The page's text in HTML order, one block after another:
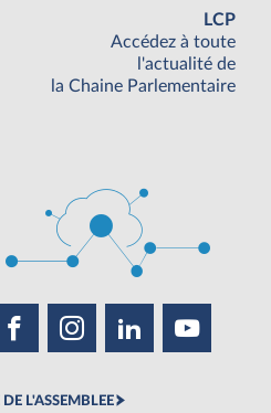
LCP
Accédez à toute
l'actualité de
la Chaine Parlementaire
L'ASSEMBLEE